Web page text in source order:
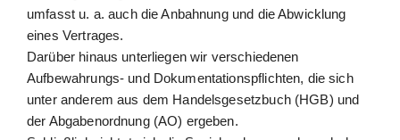
umfasst u. a. auch die Anbahnung und die Abwicklung
eines Vertrages.
Darüber hinaus unterliegen wir verschiedenen
Aufbewahrungs- und Dokumentationspflichten, die sich
unter anderem aus dem Handelsgesetzbuch (HGB) und
der Abgabenordnung (AO) ergeben.